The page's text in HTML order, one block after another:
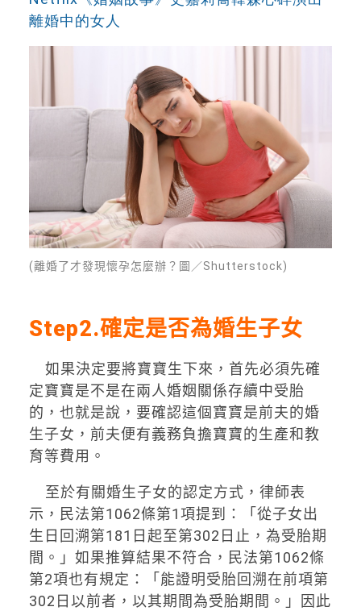
離婚中的女人
(離婚了才發現懷孕怎麼辦？圖／Shutterstock)
Step2.確定是否為婚生子女
如果決定要將寶寶生下來，首先必須先確
定寶寶是不是在兩人婚姻關係存續中受胎
的，也就是說，要確認這個寶寶是前夫的婚
生子女，前夫便有義務負擔寶寶的生產和教
育等費用。
至於有關婚生子女的認定方式，律師表
示，民法第1062條第1項提到：「從子女出
生日回溯第181 日起至第302 日止，為受胎期
間。」如果推算結果不符合，民法第1062條
第2項也有規定：「能證明受胎回溯在前項第
302 日以前者，以其期間為受胎期間。」因此